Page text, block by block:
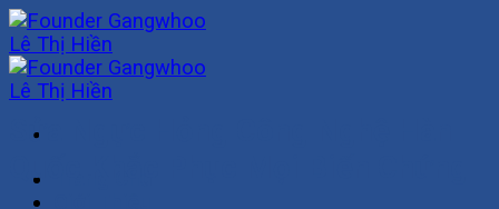
Skip
to
content
Sửa Ngực Hỏng Công Nghệ Hàn